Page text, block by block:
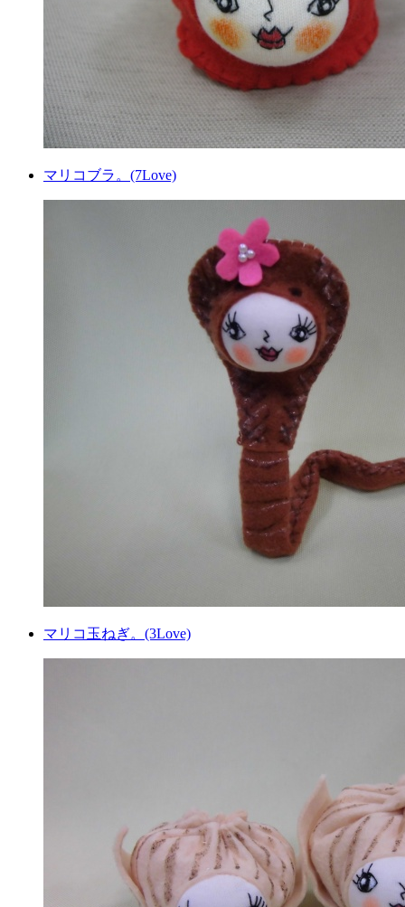
マリコブラ。(7Love)
マリコ玉ねぎ。(3Love)